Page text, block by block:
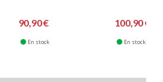
90,90 €
En stock
100,90 €
En stock